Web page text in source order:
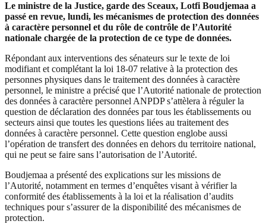
Le ministre de la Justice, garde des Sceaux, Lotfi Boudjemaa a
passé en revue, lundi, les mécanismes de protection des données
à caractère personnel et du rôle de contrôle de l’Autorité
nationale chargée de la protection de ce type de données.
Répondant aux interventions des sénateurs sur le texte de loi
modifiant et complétant la loi 18-07 relative à la protection des
personnes physiques dans le traitement des données à caractère
personnel, le ministre a précisé que l’Autorité nationale de protection
des données à caractère personnel ANPDP s’attèlera à réguler la
question de déclaration des données par tous les établissements ou
secteurs ainsi que toutes les questions liées au traitement des
données à caractère personnel. Cette question englobe aussi
l’opération de transfert des données en dehors du territoire national,
qui ne peut se faire sans l’autorisation de l’Autorité.
Boudjemaa a présenté des explications sur les missions de
l’Autorité, notamment en termes d’enquêtes visant à vérifier la
conformité des établissements à la loi et la réalisation d’audits
techniques pour s’assurer de la disponibilité des mécanismes de
protection.